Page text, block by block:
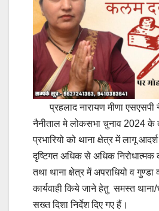
प्रहलाद नारायण मीणा एसएसपी
नैनीताल मे लोकसभा चुनाव 2024 के
प्रभारियो को थाना क्षेत्र में लागू
दृष्टिगत अधिक से अधिक निरोधात्मक
तथा थाना क्षेत्र में अपराधियो व गुण्डा
कार्यवाही किये जाने हेतु समस्त थाना/
सख्त दिशा निर्देश दिए गए हैं।